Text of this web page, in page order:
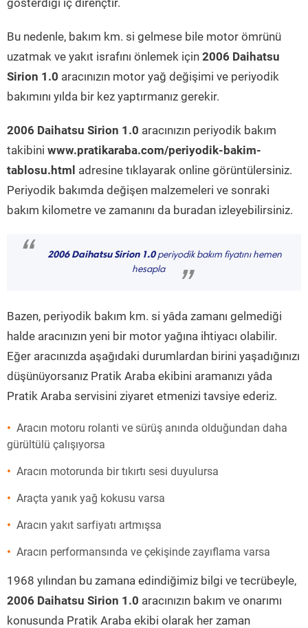
gösterdiği iç dirençtir.
Bu nedenle, bakım km. si gelmese bile motor ömrünü
uzatmak ve yakıt israfını önlemek için 2006 Daihatsu
Sirion 1.0 aracınızın motor yağ değişimi ve periyodik
bakımını yılda bir kez yaptırmanız gerekir.
2006 Daihatsu Sirion 1.0 aracınızın periyodik bakım
takibini www.pratikaraba.com/periyodik-bakim-
tablosu.html adresine tıklayarak online görüntülersiniz.
Periyodik bakımda değişen malzemeleri ve sonraki
bakım kilometre ve zamanını da buradan izleyebilirsiniz.
“ 2006 Daihatsu Sirion 1.0periyodik bakım fiyatını hemen
hesapla
”
Bazen, periyodik bakım km. si yâda zamanı gelmediği
halde aracınızın yeni bir motor yağına ihtiyacı olabilir.
Eğer aracınızda aşağıdaki durumlardan birini yaşadığınızı
düşünüyorsanız Pratik Araba ekibini aramanızı yâda
Pratik Araba servisini ziyaret etmenizi tavsiye ederiz.
Aracın motoru rolanti ve sürüş anında olduğundan daha
gürültülü çalışıyorsa
Aracın motorunda bir tıkırtı sesi duyulursa
Araçta yanık yağ kokusu varsa
Aracın yakıt sarfiyatı artmışsa
Aracın performansında ve çekişinde zayıflama varsa
1968 yılından bu zamana edindiğimiz bilgi ve tecrübeyle,
2006 Daihatsu Sirion 1.0 aracınızın bakım ve onarımı
konusunda Pratik Araba ekibi olarak her zaman